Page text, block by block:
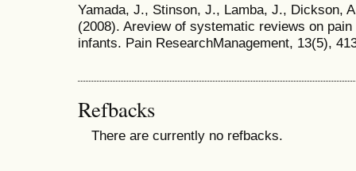
Yamada, J., Stinson, J., Lamba, J., Dickson,
(2008). Areview of systematic reviews on
infants. Pain ResearchManagement, 13(5),
Refbacks
There are currently no refbacks.